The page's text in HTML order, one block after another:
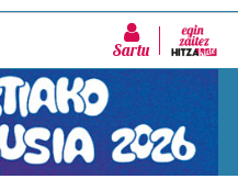
Sartu